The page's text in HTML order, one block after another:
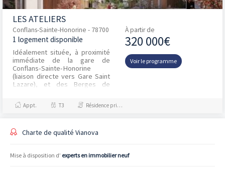
LES ATELIERS
Conflans-Sainte-Honorine - 78700
1 logement disponible
Idéalement située, à proximité
immédiate de la gare de
Conflans-Sainte-Honorine
(liaison directe vers Gare Saint
Lazare), et des Berges de
commerces et restaurants, «...
À partir de
320 000€
Voir le programme
Appt. T3 Résidence principale / PTZ
Charte de qualité Vianova
Mise à disposition d’ experts en immobilier neuf